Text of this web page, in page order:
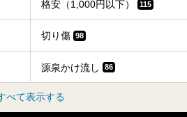
格安（1,000円以下） 115
切り傷 98
源泉かけ流し 86
べて表示する